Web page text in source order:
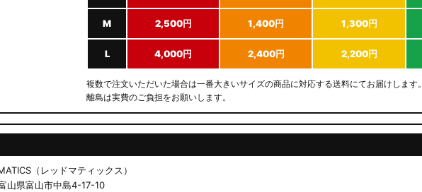
M 2,500円 1,400円 1,300円
L 4,000円 2,400円 2,200円
複数で注文いただいた場合は一番大きいサイズの商品に対応する送料にてお届けします。
離島は実費のご負担をお願いします。
（レッドマティックス）
山県富山市中島4-17-10